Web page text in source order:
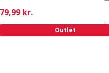
Current
79,99 kr.
Outlet